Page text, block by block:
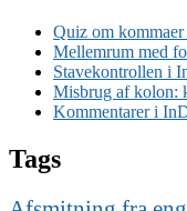
Quiz om
Mellemrum med
Stavekontrollen i
Misbrug af kolon:
Kommentarer i
Tags